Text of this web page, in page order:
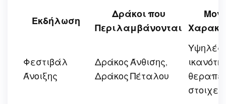
Εκδήλωση
Δράκοι που
Περιλαμβάνονται
Φεστιβάλ
Άνοιξης
Δράκος Άνθισης,
Δράκος Πέταλου
Υψηλές